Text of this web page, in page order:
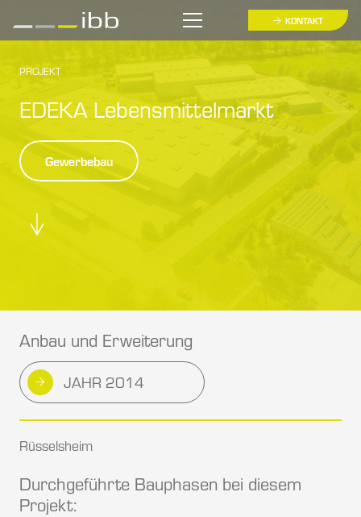
KONTAKT
PROJEKT
EDEKA Lebensmittelmarkt
Gewerbebau
Anbau und Erweiterung
JAHR 2014
Rüsselsheim
Durchgeführte Bauphasen bei diesem
Projekt: